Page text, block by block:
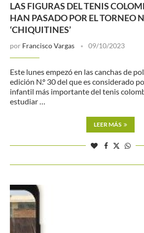
LAS FIGURAS DEL TENIS
HAN PASADO POR EL TORNEO
‘CHIQUITINES’
por Francisco Vargas 09/10/2023
Este lunes empezó en las canchas de
edición N.º 30 del que es considerado
infantil más importante del tenis
estudiar …
LEER MÁS